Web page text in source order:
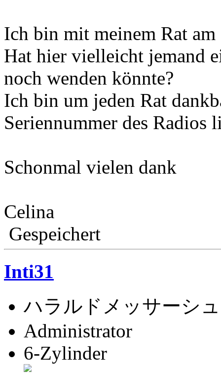
Ich bin mit meinem Rat am
Hat hier vielleicht jemand
noch wenden könnte?
Ich bin um jeden Rat
Seriennummer des Radios
Schonmal vielen dank
Celina
Gespeichert
Inti31
ハラルドメッサーシ
Administrator
6-Zylinder